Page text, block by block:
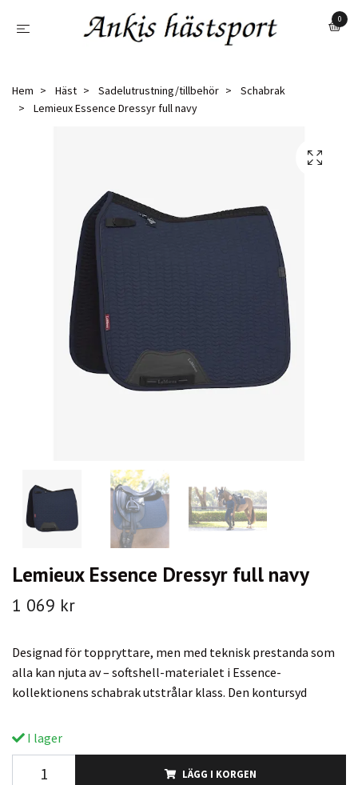
0
Hem Häst Sadelutrustning/tillbehör
Schabrak
Lemieux Essence Dressyr full navy
Lemieux Essence Dressyr full navy
1 069 kr
Designad för toppryttare, men med teknisk prestanda som
alla kan njuta av – softshell-materialet i Essence-
kollektionens schabrak utstrålar klass. Den kontursyd
I lager
LÄGG I KORGEN